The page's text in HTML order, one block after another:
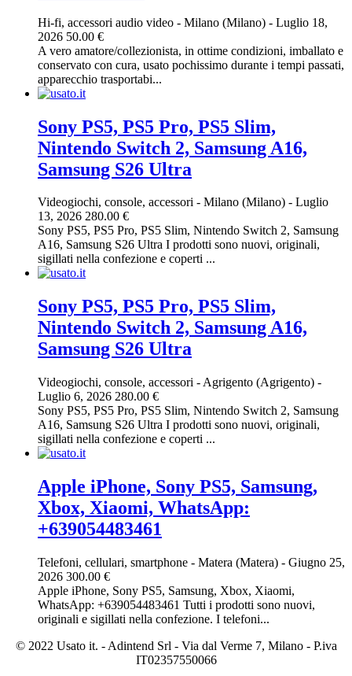
Hi-fi, accessori audio video - Milano (Milano) - Luglio 18,
2026 50.00 €
A vero amatore/collezionista, in ottime condizioni, imballato e
conservato con cura, usato pochissimo durante i tempi passati,
apparecchio trasportabi...
Sony PS5, PS5 Pro, PS5 Slim,
Nintendo Switch 2, Samsung A16,
Samsung S26 Ultra
Videogiochi, console, accessori - Milano (Milano) - Luglio
13, 2026 280.00 €
Sony PS5, PS5 Pro, PS5 Slim, Nintendo Switch 2, Samsung
A16, Samsung S26 Ultra I prodotti sono nuovi, originali,
sigillati nella confezione e coperti ...
Sony PS5, PS5 Pro, PS5 Slim,
Nintendo Switch 2, Samsung A16,
Samsung S26 Ultra
Videogiochi, console, accessori - Agrigento (Agrigento) -
Luglio 6, 2026 280.00 €
Sony PS5, PS5 Pro, PS5 Slim, Nintendo Switch 2, Samsung
A16, Samsung S26 Ultra I prodotti sono nuovi, originali,
sigillati nella confezione e coperti ...
Apple iPhone, Sony PS5, Samsung,
Xbox, Xiaomi, WhatsApp:
+639054483461
Telefoni, cellulari, smartphone - Matera (Matera) - Giugno 25,
2026 300.00 €
Apple iPhone, Sony PS5, Samsung, Xbox, Xiaomi,
WhatsApp: +639054483461 Tutti i prodotti sono nuovi,
originali e sigillati nella confezione. I telefoni...
© 2022 Usato it. - Adintend Srl - Via dal Verme 7, Milano - P.iva
IT02357550066